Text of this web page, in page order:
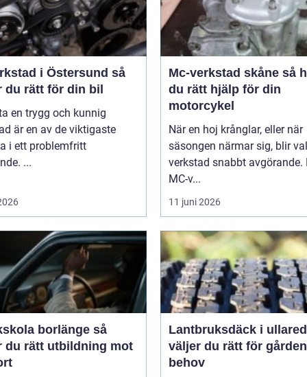
i Östersund så
du rätt för din bil
en trygg och kunnig
är en av de viktigaste
i ett problemfritt
...
Mc-verkstad skåne så hittar
du rätt hjälp för din
motorcykel
När en hoj krånglar, eller när
säsongen närmar sig, blir
verkstad snabbt avgörande.
MC-v...
11 juni 2026
borlänge så
du rätt utbildning mot
Lantbruksdäck i ullared
väljer du rätt för
behov